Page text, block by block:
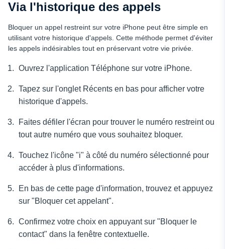
Via l'historique des appels
Bloquer un appel restreint sur votre iPhone peut être simple en
utilisant votre historique d'appels. Cette méthode permet d'éviter
les appels indésirables tout en préservant votre vie privée.
Ouvrez l'application Téléphone sur votre iPhone.
Tapez sur l'onglet Récents en bas pour afficher votre
historique d'appels.
Faites défiler l'écran pour trouver le numéro restreint ou
tout autre numéro que vous souhaitez bloquer.
Touchez l'icône "i" à côté du numéro sélectionné pour
accéder à plus d'informations.
En bas de cette page d'information, trouvez et appuyez
sur "Bloquer cet appelant".
Confirmez votre choix en appuyant sur "Bloquer le
contact" dans la fenêtre contextuelle.